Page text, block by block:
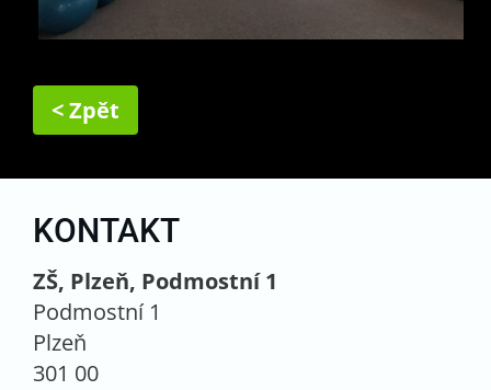
< Zpět
KONTAKT
ZŠ, Plzeň, Podmostní 1
Podmostní 1
Plzeň
301 00